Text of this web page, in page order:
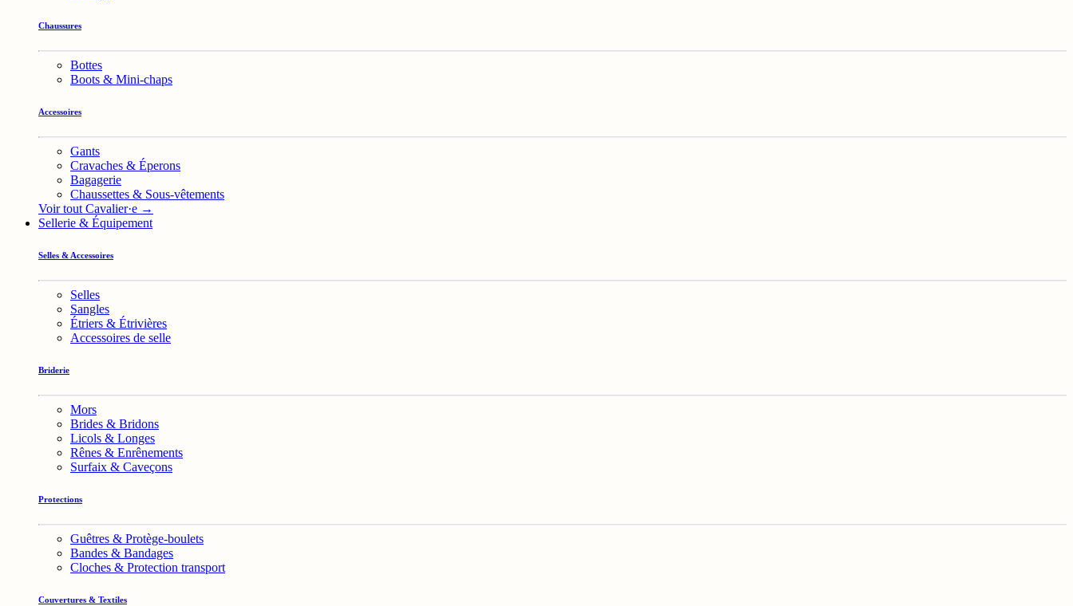
Chaussures
Bottes
Boots & Mini-chaps
Accessoires
Gants
Cravaches & Éperons
Bagagerie
Chaussettes & Sous-vêtements
Voir tout Cavalier·e →
Sellerie & Équipement
Selles & Accessoires
Selles
Sangles
Étriers & Étrivières
Accessoires de selle
Briderie
Mors
Brides & Bridons
Licols & Longes
Rênes & Enrênements
Surfaix & Caveçons
Protections
Guêtres & Protège-boulets
Bandes & Bandages
Cloches & Protection transport
Couvertures & Textiles